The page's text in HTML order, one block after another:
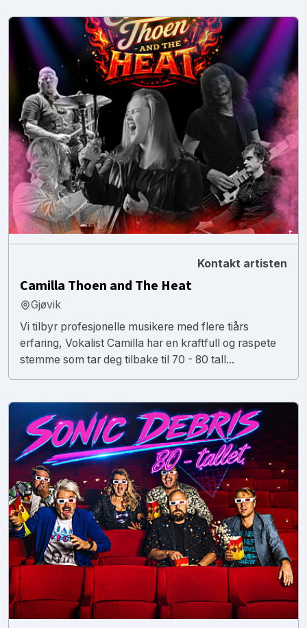
Kontakt artisten
Camilla Thoen and The Heat
Gjøvik
Vi tilbyr profesjonelle musikere med flere tiårs
erfaring, Vokalist Camilla har en kraftfull og raspete
stemme som tar deg tilbake til 70 - 80 tall...